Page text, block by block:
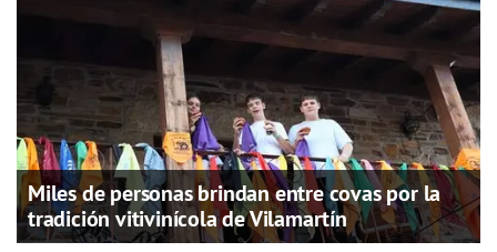
Miles de personas brindan entre covas por la
tradición vitivinícola de Vilamartín